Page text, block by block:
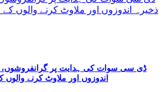
ڈی سی سوات کی ہدایت پر گرانفروشوں،
اندوزوں اور ملاوٹ کرنے